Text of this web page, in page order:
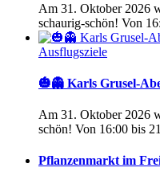
Am 31. Oktober 2026
schaurig-schön! Von
Ausflugsziele
🎃👻 Karls Grusel-
Am 31. Oktober 2026
schön! Von 16:00 bis
Pflanzenmarkt im